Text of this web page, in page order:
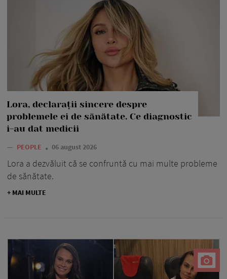
Lora, declarații sincere despre
problemele ei de sănătate. Ce diagnostic
i-au dat medicii
— PEOPLE 06 august 2026
Lora a dezvăluit că se confruntă cu mai multe probleme
de sănătate.
+ MAI MULTE